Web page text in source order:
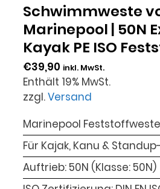
Schwimmweste
Marinepool | 50N
Kayak PE ISO
€39,90 inkl. MwSt.
Enthält 19% MwSt.
zzgl.Versand
Marinepool Feststoffweste
Für Kajak, Kanu &
Auftrieb: 50N (Klasse: 50N)